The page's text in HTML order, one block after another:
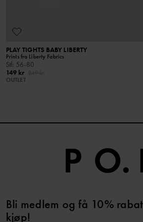
PLAY TIGHTS BABY LIBERTY
Prints fra Liberty Fabrics
Stl: 56-80
149 kr
OUTLET
Bli medlem og få 10%
kjøp!